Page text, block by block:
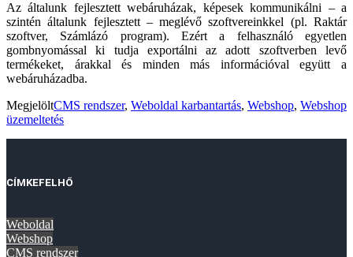
Az általunk fejlesztett webáruházak, képesek kommunikálni – a
szintén általunk fejlesztett – meglévő szoftvereinkkel (pl. Raktár
szoftver, Számlázó program). Ezért a felhasználó egyetlen
gombnyomással ki tudja exportálni az adott szoftverben levő
termékeket, árakkal és minden más információval együtt a
webáruházadba.
MegjelöltCMS rendszer, Weboldal karbantartás, Webshop, Webshop
üzemeltetés
CÍMKEFELHŐ
Weboldal
Webshop
CMS rendszer